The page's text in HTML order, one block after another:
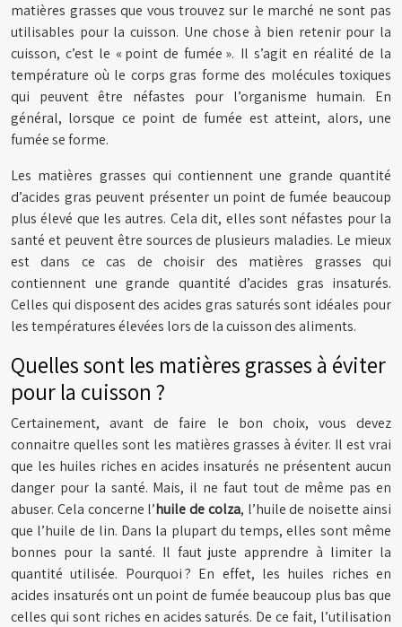
matières grasses que vous trouvez sur le marché ne sont pas
utilisables pour la cuisson. Une chose à bien retenir pour la
cuisson, c’est le « point de fumée ». Il s’agit en réalité de la
température où le corps gras forme des molécules toxiques
qui peuvent être néfastes pour l’organisme humain. En
général, lorsque ce point de fumée est atteint, alors, une
fumée se forme.
Les matières grasses qui contiennent une grande quantité
d’acides gras peuvent présenter un point de fumée beaucoup
plus élevé que les autres. Cela dit, elles sont néfastes pour la
santé et peuvent être sources de plusieurs maladies. Le mieux
est dans ce cas de choisir des matières grasses qui
contiennent une grande quantité d’acides gras insaturés.
Celles qui disposent des acides gras saturés sont idéales pour
les températures élevées lors de la cuisson des aliments.
Quelles sont les matières grasses à éviter
pour la cuisson ?
Certainement, avant de faire le bon choix, vous devez
connaitre quelles sont les matières grasses à éviter. Il est vrai
que les huiles riches en acides insaturés ne présentent aucun
danger pour la santé. Mais, il ne faut tout de même pas en
abuser. Cela concerne l’huile de colza, l’huile de noisette ainsi
que l’huile de lin. Dans la plupart du temps, elles sont même
bonnes pour la santé. Il faut juste apprendre à limiter la
quantité utilisée. Pourquoi ? En effet, les huiles riches en
acides insaturés ont un point de fumée beaucoup plus bas que
celles qui sont riches en acides saturés. De ce fait, l’utilisation